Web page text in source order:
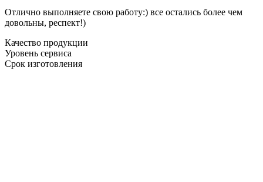
Отлично выполняете свою работу:) все остались более чем
довольны, респект!)
Качество продукции
Уровень сервиса
Срок изготовления